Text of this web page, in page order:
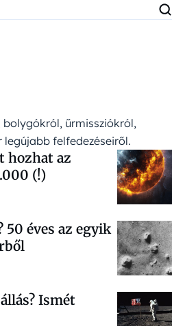
űrmissziókról,
felfedezéseiről.
hozhat az
(!)
50 éves az egyik
Ismét